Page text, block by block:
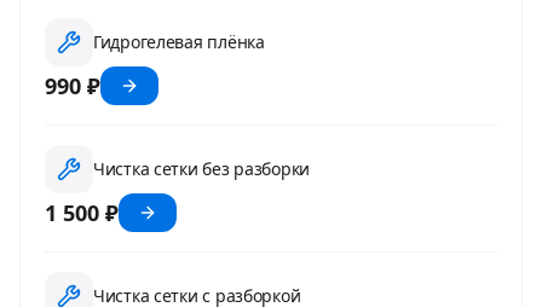
Гидрогелевая плёнка
990 ₽
Чистка сетки без разборки
1 500 ₽
Чистка сетки с разборкой